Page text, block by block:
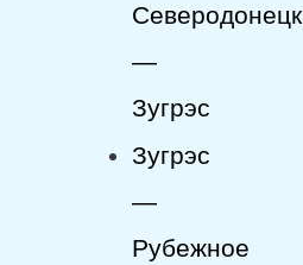
Северодонецк
—
Зугрэс
Зугрэс
—
Рубежное